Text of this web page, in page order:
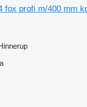
fox profi m/400 mm